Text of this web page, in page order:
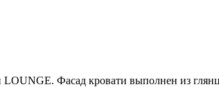
Фасад кровати выполнен из